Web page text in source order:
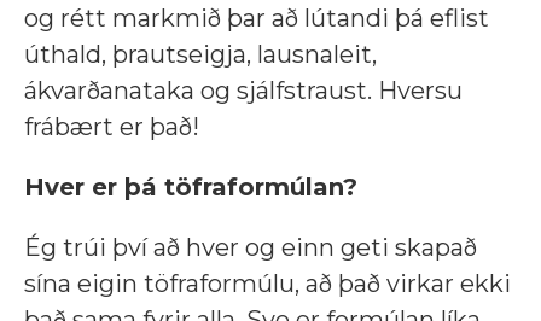
og rétt markmið þar að lútandi þá eflist
úthald, þrautseigja, lausnaleit,
ákvarðanataka og sjálfstraust. Hversu
frábært er það!
Hver er þá töfraformúlan?
Ég trúi því að hver og einn geti skapað
sína eigin töfraformúlu, að það virkar ekki